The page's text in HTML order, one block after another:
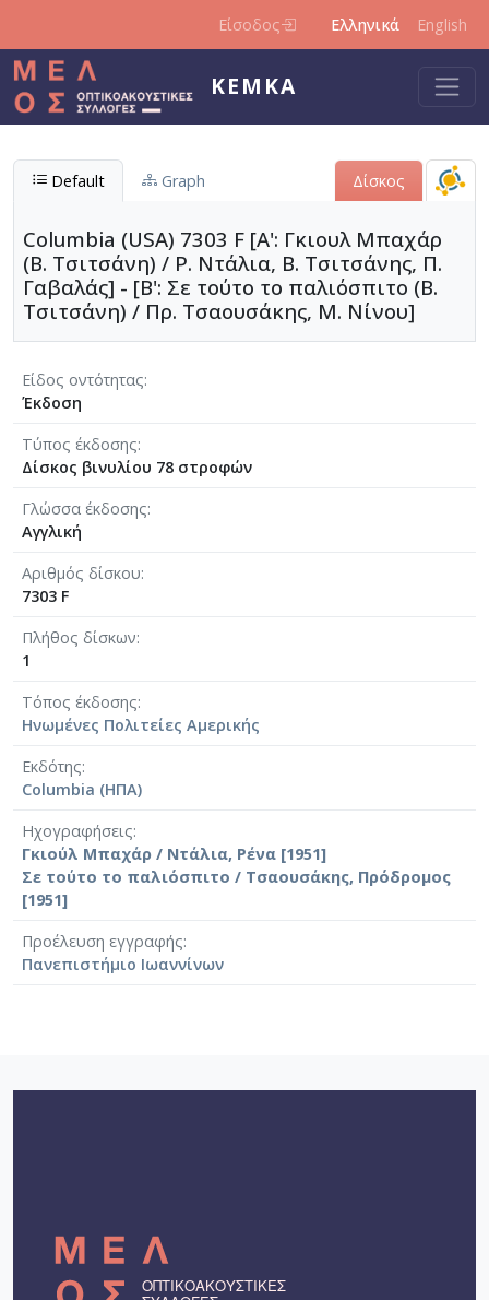
Είσοδος Ελληνικά English
ΚΕΜΚΑ
Default Graph Δίσκος
Columbia (USA) 7303 F [Α': Γκιουλ Μπαχάρ
(Β. Τσιτσάνη) / Ρ. Ντάλια, Β. Τσιτσάνης, Π.
Γαβαλάς] - [Β': Σε τούτο το παλιόσπιτο (Β.
Τσιτσάνη) / Πρ. Τσαουσάκης, Μ. Νίνου]
Είδος οντότητας
Έκδοση
Τύπος έκδοσης
Δίσκος βινυλίου 78 στροφών
Γλώσσα έκδοσης
Αγγλική
Αριθμός δίσκου
7303 F
Πλήθος δίσκων
1
Τόπος έκδοσης
Ηνωμένες Πολιτείες Αμερικής
Εκδότης
Columbia (ΗΠΑ)
Ηχογραφήσεις
Γκιούλ Mπαχάρ / Ντάλια, Ρένα [1951]
Σε τούτο το παλιόσπιτο / Τσαουσάκης, Πρόδρομος
[1951]
Προέλευση εγγραφής
Πανεπιστήμιο Ιωαννίνων